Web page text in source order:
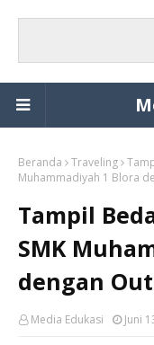
Beranda Traveling
Muhammadiyah 1 Blora
Tampil
SMK
dengan
Media Edukasi Juni